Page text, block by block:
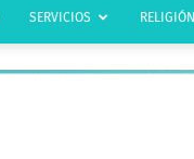
SERVICIOS RELIGIÓN